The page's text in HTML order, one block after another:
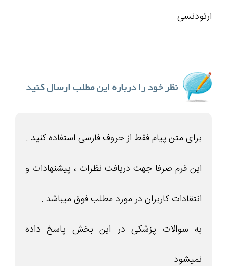
ارتودنسی
برای متن پیام فقط از حروف فارسی استفاده کنید .
این فرم صرفا جهت دریافت نظرات ، پیشنهادات و
انتقادات کاربران در مورد مطلب فوق میباشد .
به سوالات پزشکی در این بخش پاسخ داده
نمیشود .